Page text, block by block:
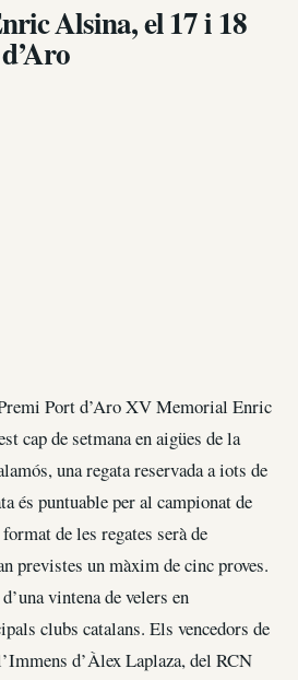
Alsina, el 17 i 18
Port d’Aro XV Memorial Enric
cap de setmana en aigües de la
una regata reservada a iots de
és puntuable per al campionat de
de les regates serà de
previstes un màxim de cinc proves.
vintena de velers en
clubs catalans. Els vencedors de
d’Àlex Laplaza, del RCN